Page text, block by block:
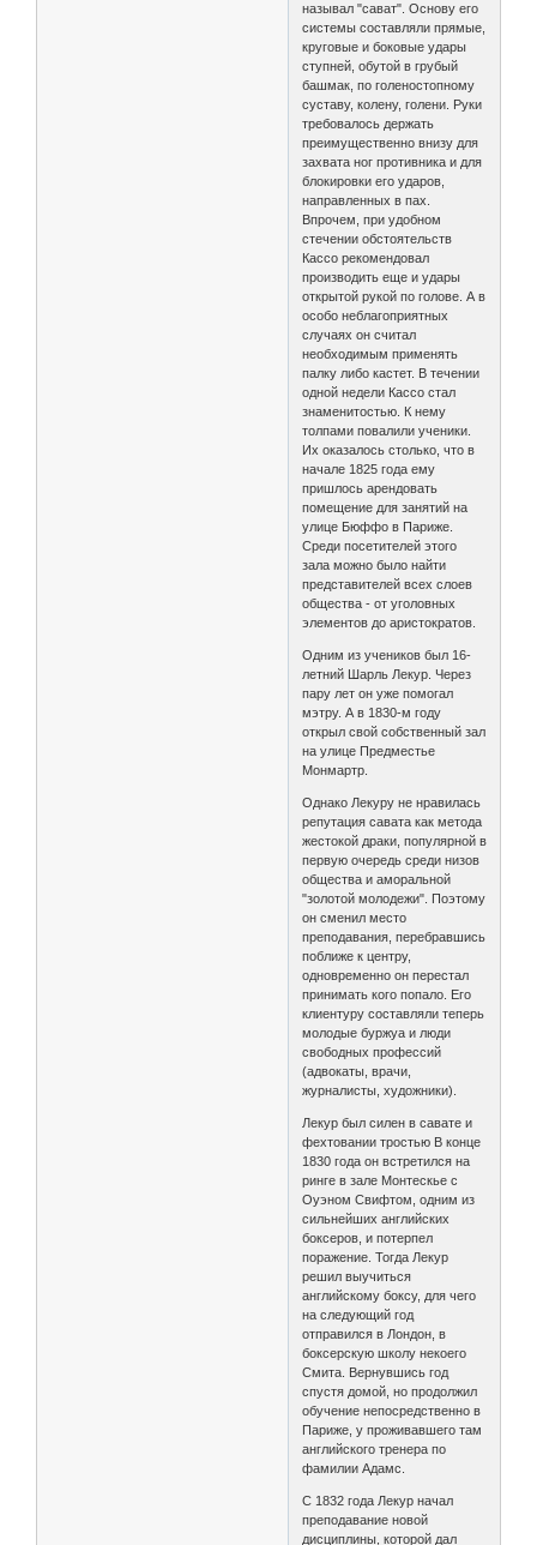
называл "сават". Основу его
системы составляли прямые,
круговые и боковые удары
ступней, обутой в грубый
башмак, по голеностопному
суставу, колену, голени. Руки
требовалось держать
преимущественно внизу для
захвата ног противника и для
блокировки его ударов,
направленных в пах.
Впрочем, при удобном
стечении обстоятельств
Кассо рекомендовал
производить еще и удары
открытой рукой по голове. А в
особо неблагоприятных
случаях он считал
необходимым применять
палку либо кастет. В течении
одной недели Кассо стал
знаменитостью. К нему
толпами повалили ученики.
Их оказалось столько, что в
начале 1825 года ему
пришлось арендовать
помещение для занятий на
улице Бюффо в Париже.
Среди посетителей этого
зала можно было найти
представителей всех слоев
общества - от уголовных
элементов до аристократов.
Одним из учеников был 16-
летний Шарль Лекур. Через
пару лет он уже помогал
мэтру. А в 1830-м году
открыл свой собственный зал
на улице Предместье
Монмартр.
Однако Лекуру не нравилась
репутация савата как метода
жестокой драки, популярной в
первую очередь среди низов
общества и аморальной
"золотой молодежи". Поэтому
он сменил место
преподавания, перебравшись
поближе к центру,
одновременно он перестал
принимать кого попало. Его
клиентуру составляли теперь
молодые буржуа и люди
свободных профессий
(адвокаты, врачи,
журналисты, художники).
Лекур был силен в савате и
фехтовании тростью В конце
1830 года он встретился на
ринге в зале Монтескье с
Оуэном Свифтом, одним из
сильнейших английских
боксеров, и потерпел
поражение. Тогда Лекур
решил выучиться
английскому боксу, для чего
на следующий год
отправился в Лондон, в
боксерскую школу некоего
Смита. Вернувшись год
спустя домой, но продолжил
обучение непосредственно в
Париже, у проживавшего там
английского тренера по
фамилии Адамс.
С 1832 года Лекур начал
преподавание новой
дисциплины, которой дал